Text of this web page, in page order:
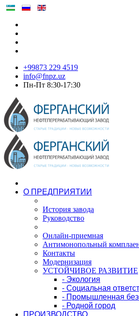
+99873 229 4519
info@fnpz.uz
Пн-Пт 8:30-17:30
О ПРЕДПРИЯТИИ
История завода
Руководство
Онлайн-приемная
Антимонопольный
Контакты
Модернизация
УСТОЙЧИВОЕ РАЗВИТИЕ
- Экология
- Социальная
- Промышленная
- Родной город
ПРОИЗВОДСТВО